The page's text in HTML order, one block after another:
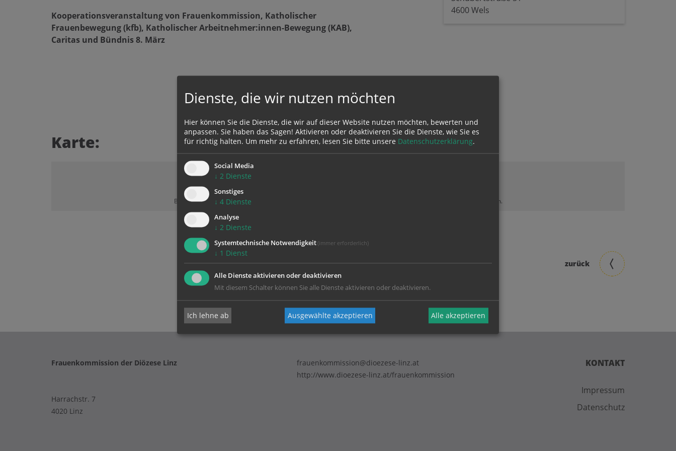
Kooperationsveranstaltung von Frauenkommission, Katholischer
Frauenbewegung (kfb), Katholischer Arbeitnehmer:innen-Bewegung (KAB),
Caritas und Bündnis 8. März
4600 Wels
Karte:
Bitte akzeptieren Sie
Cookies von Google Maps , um diesen Inhalt sehen zu können.
zurück
KONTAKT
Impressum
Datenschutz
Frauenkommission der Diözese Linz
Harrachstr. 7
4020 Linz
frauenkommission@dioezese-linz.at
http://www.dioezese-linz.at/frauenkommission
Dienste, die wir nutzen möchten
Hier können Sie die Dienste, die wir auf dieser Website nutzen möchten, bewerten und
anpassen. Sie haben das Sagen! Aktivieren oder deaktivieren Sie die Dienste, wie Sie es
für richtig halten. Um mehr zu erfahren, lesen Sie bitte unsere Datenschutzerklärung.
Social Media
↓ 2 Dienste
Sonstiges
↓ 4 Dienste
Analyse
↓ 2 Dienste
Systemtechnische Notwendigkeit (immer erforderlich)
↓ 1 Dienst
Alle Dienste aktivieren oder deaktivieren
Mit diesem Schalter können Sie alle Dienste aktivieren oder deaktivieren.
Ich lehne ab Ausgewählte akzeptieren Alle akzeptieren